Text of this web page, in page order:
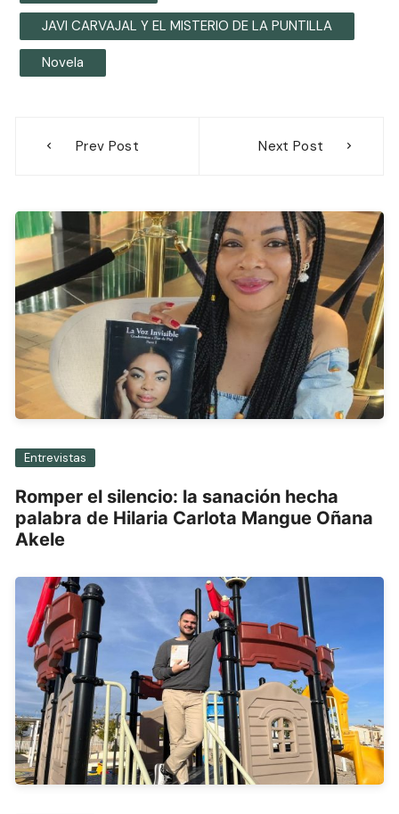
JAVI CARVAJAL Y EL MISTERIO DE LA PUNTILLA
Novela
Prev Post Next Post
Entrevistas
Romper el silencio: la sanación hecha
palabra de Hilaria Carlota Mangue Oñana
Akele